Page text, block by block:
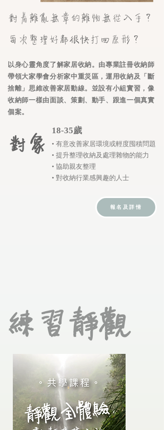
對着雜亂無章的雜物無從入手？
每次整理好都很快打回原形？
以身心靈角度了解家居收納。由專業註冊收納師
帶領大家學會分析家中重災區，運用收納及「斷
捨離」思維改善家居動線。並設有小組實習，像
收納師一樣由面談、策劃、動手、跟進一個真實
個案。
對象 18-35歲
• 有意改善家居環境或輕度囤積問題
• 提升整理收納及處理雜物的能力
• 協助親友整理
• 對收納行業感興趣的人士
報名及詳情
​練習靜觀